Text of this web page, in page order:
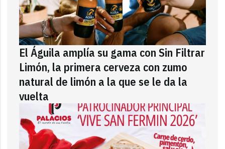
El Águila amplía su gama con Sin Filtrar
Limón, la primera cerveza con zumo
natural de limón a la que se le da la
vuelta